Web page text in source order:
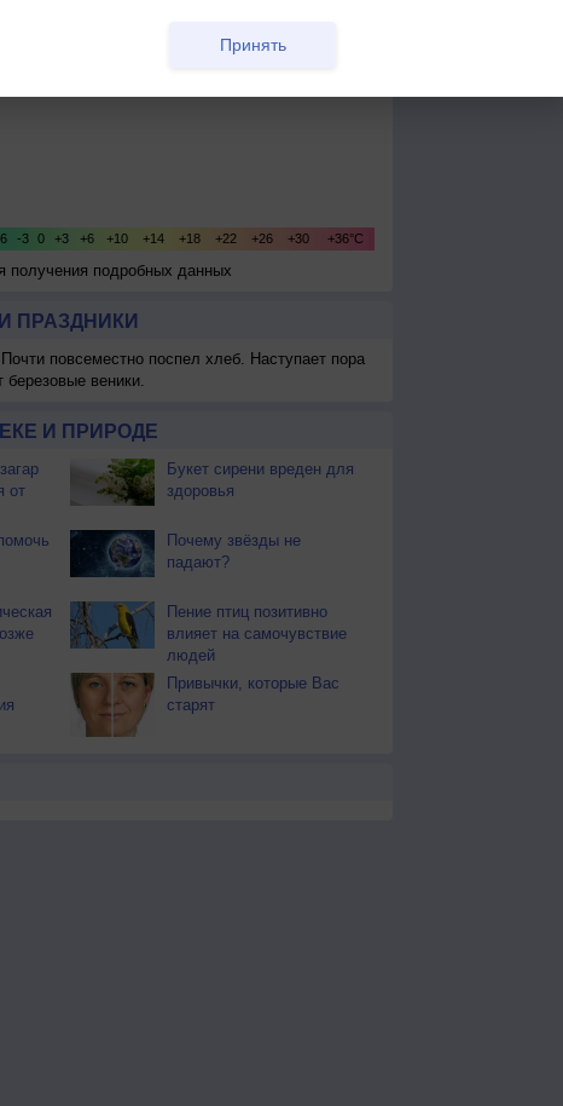
получения подробных данных
ПРАЗДНИКИ
повсеместно поспел хлеб. Наступает пора
березовые веники.
И ПРИРОДЕ
от
Букет сирени вреден для
здоровья
Почему звёзды не
падают?
Пение птиц позитивно
влияет на самочувствие
людей
Привычки, которые Вас
старят
Принять